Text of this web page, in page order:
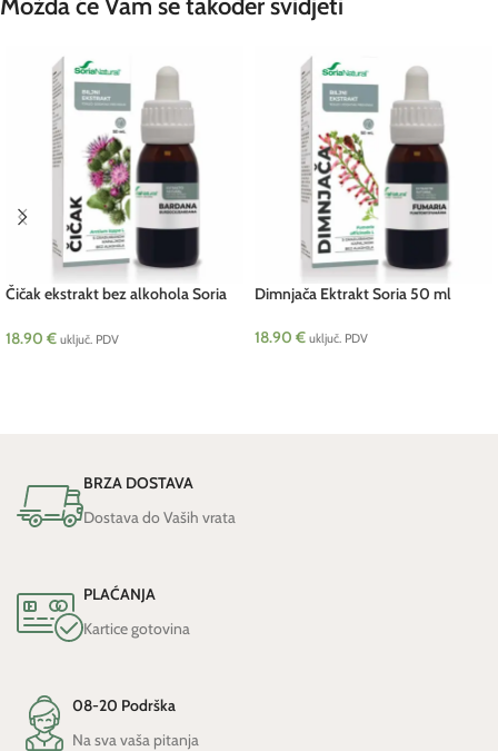
Možda će Vam se također svidjeti
Čičak ekstrakt bez alkohola Soria
18.90 € uključ. PDV
Dimnjača Ektrakt Soria 50 ml
18.90 € uključ. PDV
BRZA DOSTAVA
Dostava do Vaših vrata
PLAĆANJA
Kartice gotovina
08-20 Podrška
Na sva vaša pitanja